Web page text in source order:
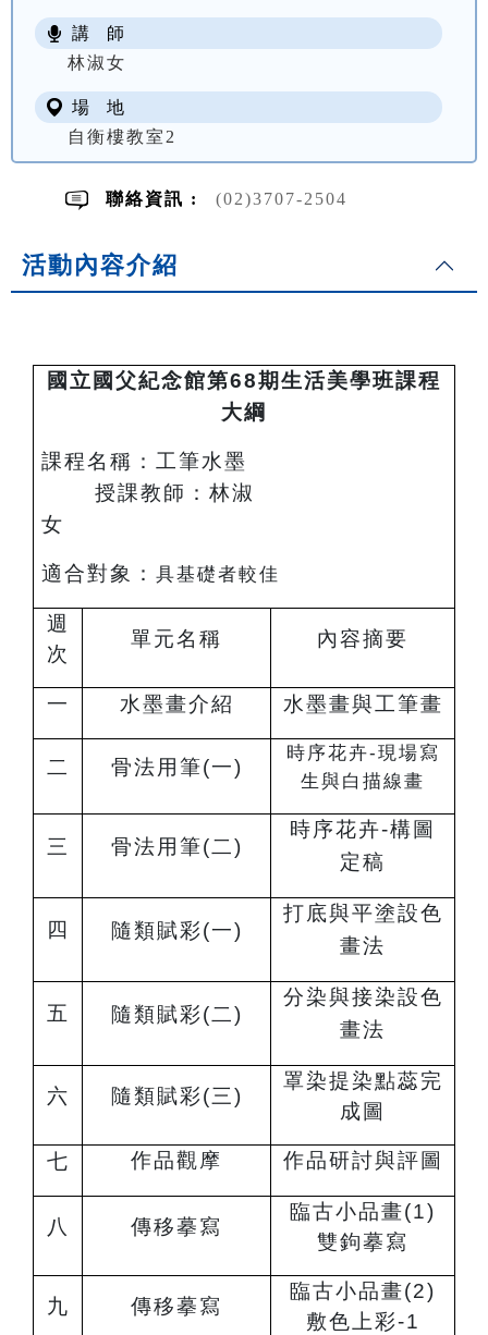
講 師
林淑女
場 地
自衡樓教室2
聯絡資訊 : (02)3707-2504
活動內容介紹
國立國父紀念館第68期生活美學班課程
大綱
課程名稱：工筆水墨
授課教師：林淑
女
適合對象： 具基礎者較佳
週
次
單元名稱 內容摘要
一 水墨畫介紹 水墨畫與工筆畫
二 骨法用筆(一)
時序花卉-現場寫
生與白描線畫
三 骨法用筆(二)
時序花卉-構圖
定稿
四 隨類賦彩(一)
打底與平塗設色
畫法
五 隨類賦彩(二)
分染與接染設色
畫法
六 隨類賦彩(三)
罩染提染點蕊完
成圖
七 作品觀摩 作品研討與評圖
八 傳移摹寫
臨古小品畫(1)
雙鉤摹寫
九 傳移摹寫
臨古小品畫(2)
敷色上彩-1